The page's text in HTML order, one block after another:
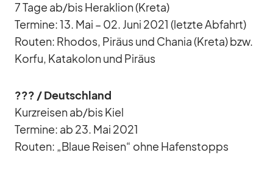
7 Tage ab/​bis He­ra­klion (Kreta)
Ter­mine: 13. Mai – 02. Juni 2021 (letzte Ab­fahrt)
Rou­ten: Rho­dos, Pi­räus und Cha­nia (Kreta) bzw.
Korfu, Ka­ta­ko­lon und Pi­räus
??? /​ Deutsch­land
Kurz­rei­sen ab/​bis Kiel
Ter­mine: ab 23. Mai 2021
Rou­ten: „Blaue Rei­sen“ ohne Ha­fen­stopps